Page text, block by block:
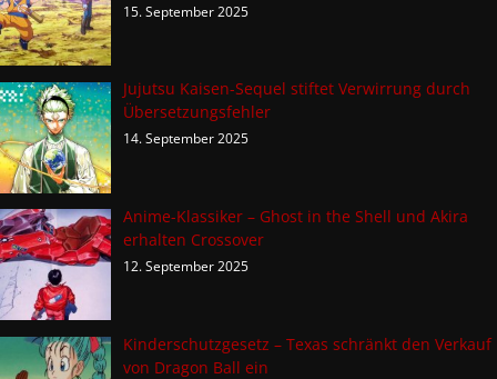
15. September 2025
Jujutsu Kaisen-Sequel stiftet Verwirrung durch
Übersetzungsfehler
14. September 2025
Anime-Klassiker – Ghost in the Shell und Akira
erhalten Crossover
12. September 2025
Kinderschutzgesetz – Texas schränkt den Verkauf
von Dragon Ball ein